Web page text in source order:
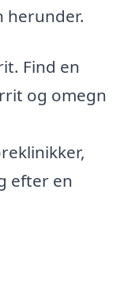
herunder.
Find en
og omegn
efter en